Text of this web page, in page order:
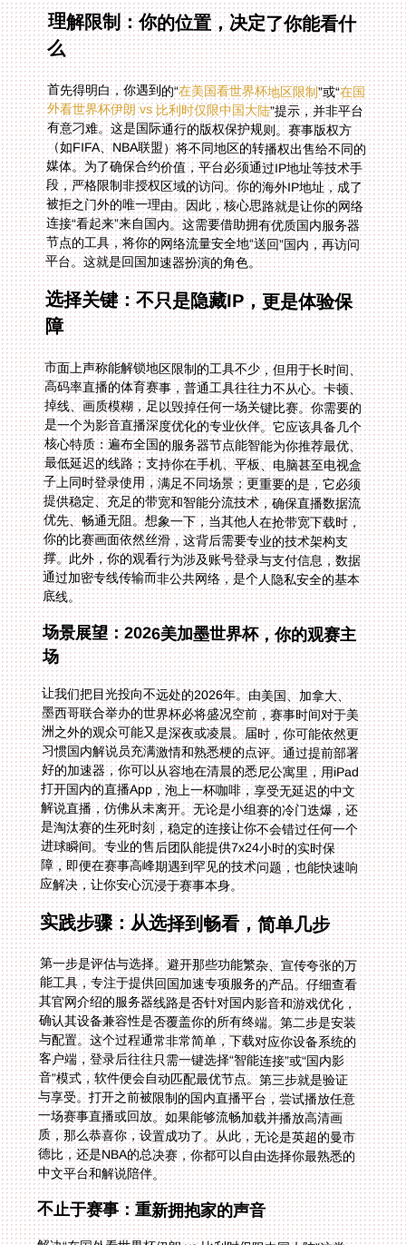
理解限制：你的位置，决定了你能看什
么
首先得明白，你遇到的“在美国看世界杯地区限制”或“在国
外看世界杯伊朗 vs 比利时仅限中国大陆”提示，并非平台
有意刁难。这是国际通行的版权保护规则。赛事版权方
（如FIFA、NBA联盟）将不同地区的转播权出售给不同的
媒体。为了确保合约价值，平台必须通过IP地址等技术手
段，严格限制非授权区域的访问。你的海外IP地址，成了
被拒之门外的唯一理由。因此，核心思路就是让你的网络
连接“看起来”来自国内。这需要借助拥有优质国内服务器
节点的工具，将你的网络流量安全地“送回”国内，再访问
平台。这就是回国加速器扮演的角色。
选择关键：不只是隐藏IP，更是体验保
障
市面上声称能解锁地区限制的工具不少，但用于长时间、
高码率直播的体育赛事，普通工具往往力不从心。卡顿、
掉线、画质模糊，足以毁掉任何一场关键比赛。你需要的
是一个为影音直播深度优化的专业伙伴。它应该具备几个
核心特质：遍布全国的服务器节点能智能为你推荐最优、
最低延迟的线路；支持你在手机、平板、电脑甚至电视盒
子上同时登录使用，满足不同场景；更重要的是，它必须
提供稳定、充足的带宽和智能分流技术，确保直播数据流
优先、畅通无阻。想象一下，当其他人在抢带宽下载时，
你的比赛画面依然丝滑，这背后需要专业的技术架构支
撑。此外，你的观看行为涉及账号登录与支付信息，数据
通过加密专线传输而非公共网络，是个人隐私安全的基本
底线。
场景展望：2026美加墨世界杯，你的观赛主
场
让我们把目光投向不远处的2026年。由美国、加拿大、
墨西哥联合举办的世界杯必将盛况空前，赛事时间对于美
洲之外的观众可能又是深夜或凌晨。届时，你可能依然更
习惯国内解说员充满激情和熟悉梗的点评。通过提前部署
好的加速器，你可以从容地在清晨的悉尼公寓里，用iPad
打开国内的直播App，泡上一杯咖啡，享受无延迟的中文
解说直播，仿佛从未离开。无论是小组赛的冷门迭爆，还
是淘汰赛的生死时刻，稳定的连接让你不会错过任何一个
进球瞬间。专业的售后团队能提供7x24小时的实时保
障，即便在赛事高峰期遇到罕见的技术问题，也能快速响
应解决，让你安心沉浸于赛事本身。
实践步骤：从选择到畅看，简单几步
第一步是评估与选择。避开那些功能繁杂、宣传夸张的万
能工具，专注于提供回国加速专项服务的产品。仔细查看
其官网介绍的服务器线路是否针对国内影音和游戏优化，
确认其设备兼容性是否覆盖你的所有终端。第二步是安装
与配置。这个过程通常非常简单，下载对应你设备系统的
客户端，登录后往往只需一键选择“智能连接”或“国内影
音”模式，软件便会自动匹配最优节点。第三步就是验证
与享受。打开之前被限制的国内直播平台，尝试播放任意
一场赛事直播或回放。如果能够流畅加载并播放高清画
质，那么恭喜你，设置成功了。从此，无论是英超的曼市
德比，还是NBA的总决赛，你都可以自由选择你最熟悉的
中文平台和解说陪伴。
不止于赛事：重新拥抱家的声音